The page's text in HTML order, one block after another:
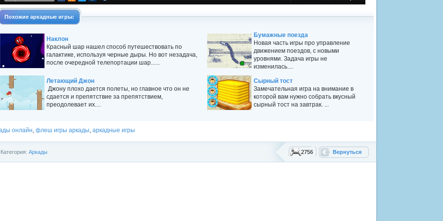
Похожие аркадные игры:
Наклон
Красный шар нашел способ путешествовать по
галактике, используя черные дыры. Но вот незадача,
после очередной телепортации шар......
Бумажные поезда
Новая часть игры про управление
движением поездов, с новыми
уровнями. Задача игры не
изменилась....
Летающий Джон
Джону плохо дается полеты, но главное что он не
сдается и препятствие за препятствием,
преодолевает их....
Сырный тост
Замечательная игра на внимание в
которой вам нужно собрать вкусный
сырный тост на завтрак. ...
онлайн, флеш игры аркады, аркадные игры
Вернуться
2756
Категория: Аркады